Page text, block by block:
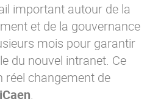
important autour de la
et de la gouvernance
mois pour garantir
du nouvel intranet. Ce
réel changement de
.